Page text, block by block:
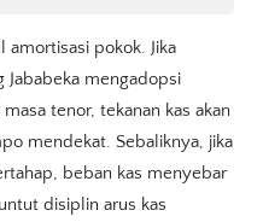
pokok. Jika
Jababeka mengadopsi
tenor, tekanan kas akan
mendekat. Sebaliknya, jika
beban kas menyebar
disiplin arus kas